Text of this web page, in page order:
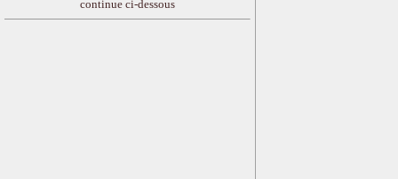
continue ci-dessous